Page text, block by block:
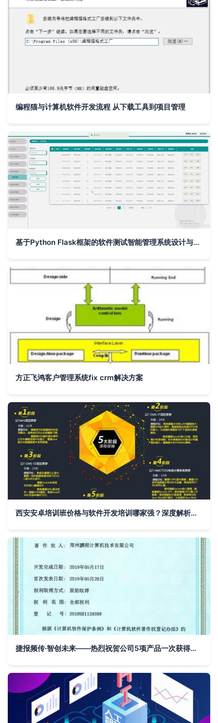
编程猫与计算机软件开发流程 从下载工具到项目管理
基于Python Flask框架的软件测试智能管理系统设计与实现
方正飞鸿客户管理系统fix crm解决方案
西安安卓培训班价格与软件开发培训哪家强？深度解析西安九州计算机与淘学培训的计算机软件开发价值
捷报频传·智创未来——热烈祝贺公司5项产品一次获得《计算机软件著作权登记证书》